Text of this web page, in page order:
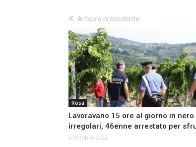
Articolo precedente
Rosà
Lavoravano 15 ore al giorno in nero
irregolari, 46enne arrestato per
5 Ottobre 2022